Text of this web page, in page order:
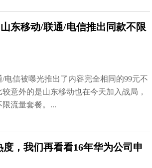
东移动/联通/电信推出同款不限
电信被曝光推出了内容完全相同的99元不
意外的是山东移动也在今天加入战局，
限流量套餐。...
，我们再看看16年华为公司申